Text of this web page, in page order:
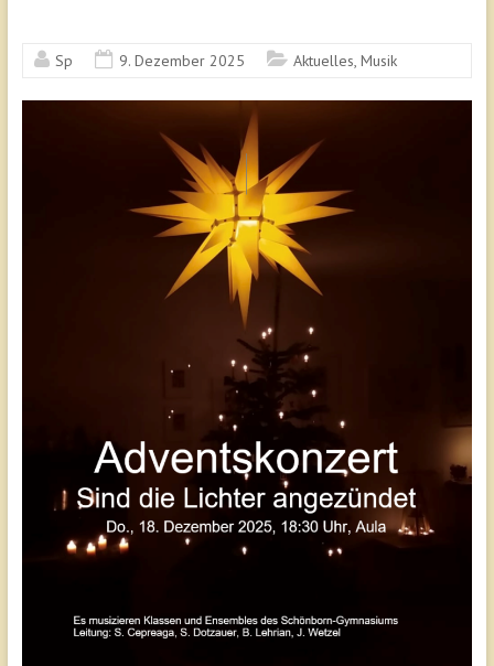
Sp 9. Dezember 2025 Aktuelles, Musik